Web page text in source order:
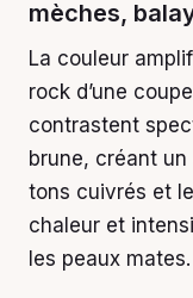
mèches,
La couleur
rock d’une
contrastent
brune, créant
tons cuivrés et
chaleur et
les peaux mates.